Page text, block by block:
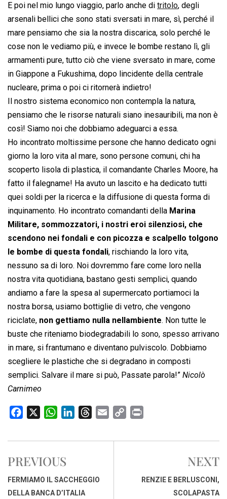
E poi nel mio lungo viaggio, parlo anche di tritolo, degli
arsenali bellici che sono stati sversati in mare, sì, perché il
mare pensiamo che sia la nostra discarica, solo perché le
cose non le vediamo più, e invece le bombe restano lì, gli
armamenti pure, tutto ciò che viene sversato in mare, come
in Giappone a Fukushima, dopo lincidente della centrale
nucleare, prima o poi ci ritornerà indietro!
Il nostro sistema economico non contempla la natura,
pensiamo che le risorse naturali siano inesauribili, ma non è
così! Siamo noi che dobbiamo adeguarci a essa.
Ho incontrato moltissime persone che hanno dedicato ogni
giorno la loro vita al mare, sono persone comuni, chi ha
scoperto lisola di plastica, il comandante Charles Moore, ha
fatto il falegname! Ha avuto un lascito e ha dedicato tutti
quei soldi per la ricerca e la diffusione di questa forma di
inquinamento. Ho incontrato comandanti della Marina
Militare, sommozzatori, i nostri eroi silenziosi, che
scendono nei fondali e con picozza e scalpello tolgono
le bombe di questa fondali, rischiando la loro vita,
nessuno sa di loro. Noi dovremmo fare come loro nella
nostra vita quotidiana, bastano gesti semplici, quando
andiamo a fare la spesa al supermercato portiamoci la
nostra borsa, usiamo bottiglie di vetro, che vengono
riciclate, non gettiamo nulla nellambiente. Non tutte le
buste che riteniamo biodegradabili lo sono, spesso arrivano
in mare, si frantumano e diventano pulviscolo. Dobbiamo
scegliere le plastiche che si degradano in composti
semplici. Salvare il mare si può, Passate parola!” Nicolò
Carnimeo
c
b
o
o
W
a
s
A
p
n
d
I
r
d
a
p
i
PREVIOUS
FERMIAMO IL SACCHEGGIO
DELLA BANCA D’ITALIA
NEXT
RENZIE E BERLUSCONI,
SCOLAPASTA